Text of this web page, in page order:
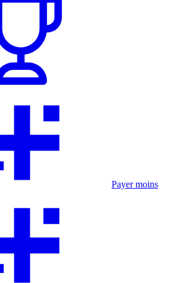
Payer moins